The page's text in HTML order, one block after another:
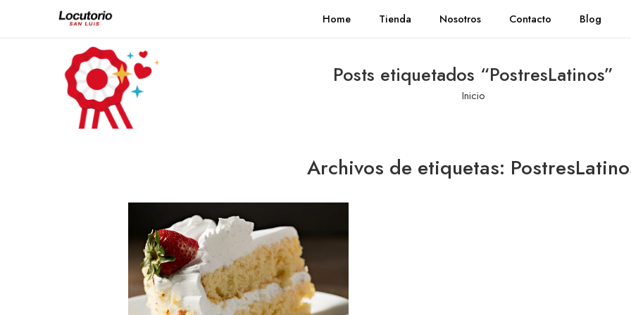
Home Tienda Nosotros Contacto Blog
Posts etiquetados “PostresLatinos”
Inicio
Archivos de etiquetas: